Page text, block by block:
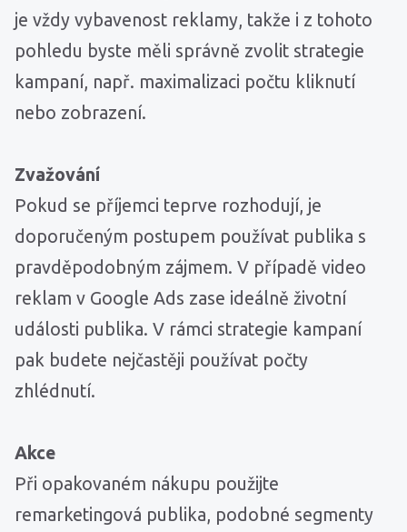
je vždy vybavenost reklamy, takže i z tohoto
pohledu byste měli správně zvolit strategie
kampaní, např. maximalizaci počtu kliknutí
nebo zobrazení.
Zvažování
Pokud se příjemci teprve rozhodují, je
doporučeným postupem používat publika s
pravděpodobným zájmem. V případě video
reklam v Google Ads zase ideálně životní
události publika. V rámci strategie kampaní
pak budete nejčastěji používat počty
zhlédnutí.
Akce
Při opakovaném nákupu použijte
remarketingová publika, podobné segmenty